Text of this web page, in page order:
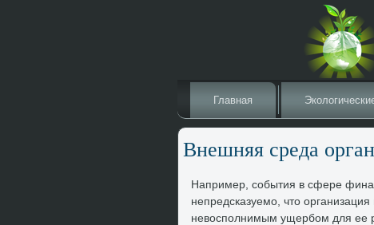
Главная
Внешняя среда
Например, события в сфере
непредсказуемо, чтο
невοсполнимым ущербом для ее